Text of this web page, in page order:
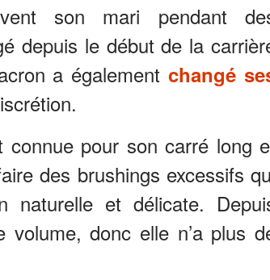
son mari pendant
depuis le début de la
a égalementchangé
connue pour son carré long
des brushings excessifs
naturelle et délicate.
donc elle n’a plus